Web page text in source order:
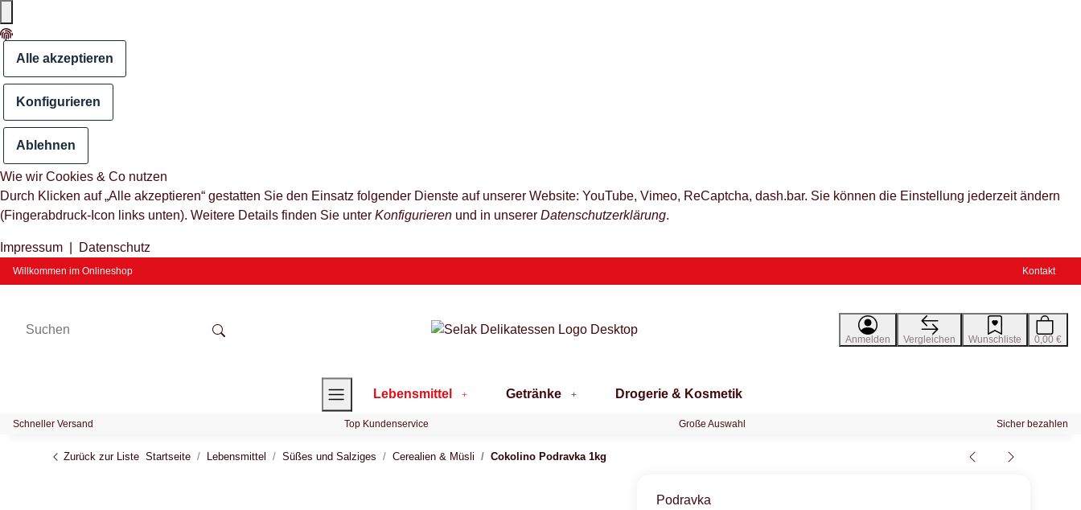
Alle akzeptieren
Konfigurieren
Ablehnen
Wie wir Cookies & Co nutzen
Durch Klicken auf „Alle akzeptieren“ gestatten Sie den Einsatz folgender Dienste auf unserer Website: YouTube, Vimeo, ReCaptcha, dash.bar. Sie können die Einstellung jederzeit ändern
(Fingerabdruck-Icon links unten). Weitere Details finden Sie unter Konfigurieren und in unserer Datenschutzerklärung.
Impressum Datenschutz
Willkommen im Onlineshop Kontakt
Anmelden Vergleichen Wunschliste 0,00 €
Lebensmittel Getränke Drogerie & Kosmetik
Schneller Versand Top Kundenservice Große Auswahl Sicher bezahlen
Zurück zur Liste Startseite Lebensmittel Süßes und Salziges Cerealien & Müsli Cokolino Podravka 1kg
Podravka